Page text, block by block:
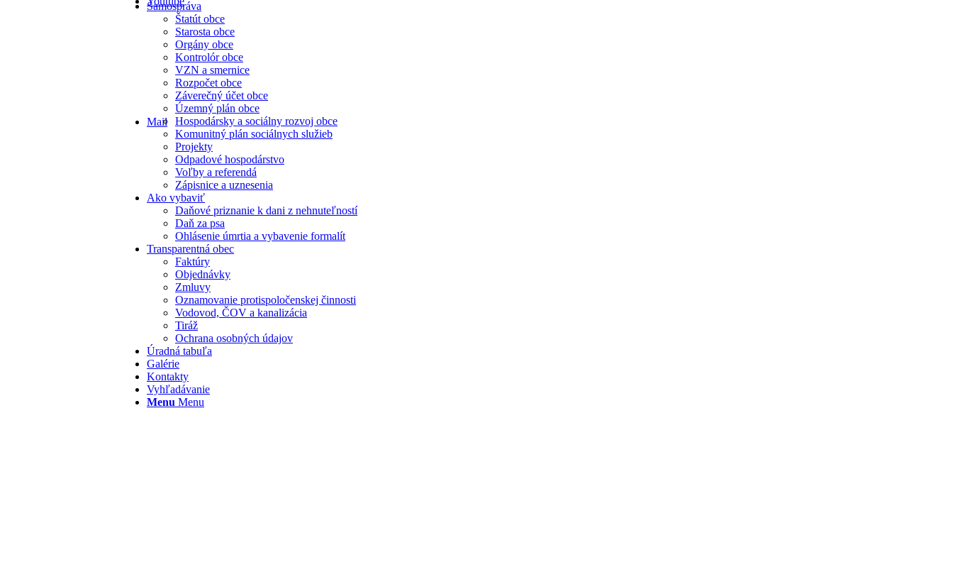
Mail
Samospráva
Štatút obce
Starosta obce
Orgány obce
Kontrolór obce
VZN a smernice
Rozpočet obce
Záverečný účet obce
Územný plán obce
Hospodársky a sociálny rozvoj obce
Komunitný plán sociálnych služieb
Projekty
Odpadové hospodárstvo
Voľby a referendá
Zápisnice a uznesenia
Ako vybaviť
Daňové priznanie k dani z nehnuteľností
Daň za psa
Ohlásenie úmrtia a vybavenie formalít
Transparentná obec
Faktúry
Objednávky
Zmluvy
Oznamovanie protispoločenskej činnosti
Vodovod, ČOV a kanalizácia
Tiráž
Ochrana osobných údajov
Úradná tabuľa
Galérie
Kontakty
Vyhľadávanie
Menu Menu